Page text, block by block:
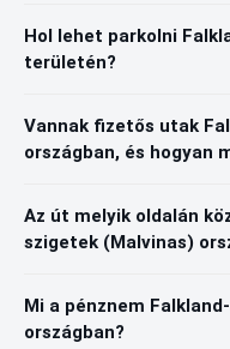
Hol lehet parkolni
területén?
Vannak fizetős utak
országban, és hogyan
Az út melyik oldalán
szigetek (Malvinas)
Mi a pénznem
országban?